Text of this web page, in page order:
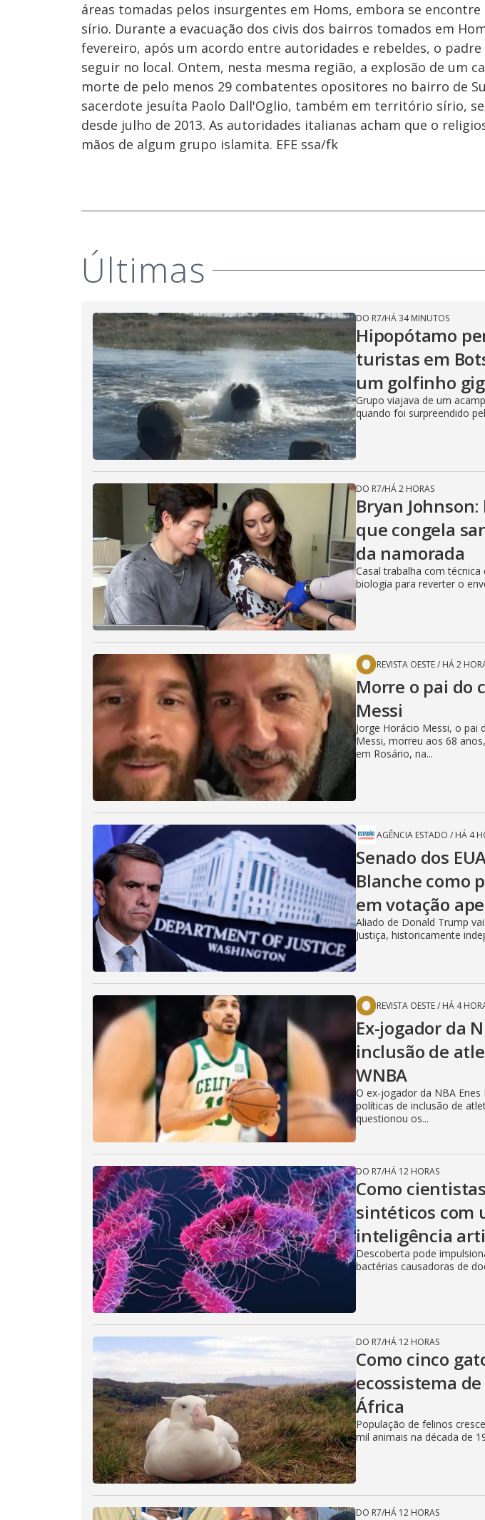
áreas tomadas pelos insurgentes em Homs, embora se
sírio. Durante a evacuação dos civis dos bairros tomados em
fevereiro, após um acordo entre autoridades e rebeldes, o
seguir no local. Ontem, nesta mesma região, a explosão de um
morte de pelo menos 29 combatentes opositores no bairro de
sacerdote jesuíta Paolo Dall'Oglio, também em território sírio,
desde julho de 2013. As autoridades italianas acham que o
mãos de algum grupo islamita. EFE ssa/fk
Últimas
DO R7/HÁ 34 MINUTOS
Hipopótamo
turistas em
um golfinho
Grupo viajava de um
quando foi surpreendido
DO R7/HÁ 2 HORAS
Bryan
que congela
da namorada
Casal trabalha com
biologia para reverter o
REVISTA OESTE/ HÁ 2
Morre o pai do
Messi
Jorge Horácio Messi, o pai
Messi, morreu aos 68
em Rosário, na...
AGÊNCIA ESTADO / HÁ 4
Senado dos
Blanche como
em votação
Aliado de Donald Trump
Justiça, historicamente
REVISTA OESTE/ HÁ 4
Ex-jogador da
inclusão de
WNBA
O ex-jogador da NBA
políticas de inclusão de
questionou os...
DO R7/HÁ 12 HORAS
Como
sintéticos com
inteligência
Descoberta pode
bactérias causadoras de
DO R7/HÁ 12 HORAS
Como cinco
ecossistema
África
População de felinos
mil animais na década de
DO R7/HÁ 12 HORAS